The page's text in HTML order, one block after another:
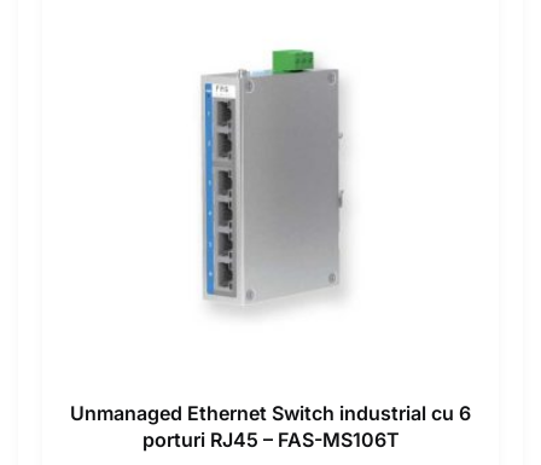
Unmanaged Ethernet Switch industrial cu 6
porturi RJ45 – FAS-MS106T